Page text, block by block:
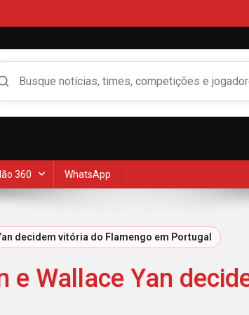
no Mengão 360
360 WhatsApp
decidem vitória do Flamengo em Portugal
e Wallace Yan